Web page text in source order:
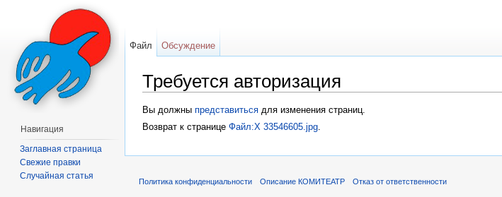
Требуется авторизация
Вы должны представиться для изменения страниц.
Возврат к странице Файл:X 33546605.jpg.
Файл Обсуждение
Навигация
Заглавная страница
Свежие правки
Случайная статья
Политика конфиденциальности Описание КОМИТЕАТР Отказ от ответственности